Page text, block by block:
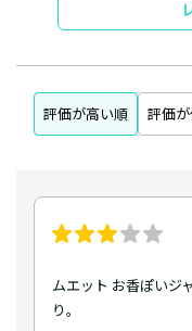
評価が高い順 評価
ムエット お香ぽいジ
り。